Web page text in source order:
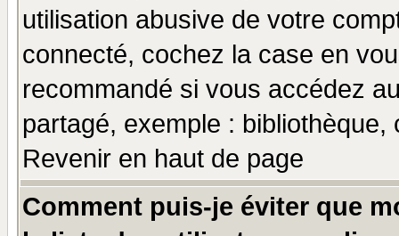
utilisation abusive de votre
connecté, cochez la case en
recommandé si vous accédez
partagé, exemple :
Revenir en haut de page
Comment puis-je éviter que